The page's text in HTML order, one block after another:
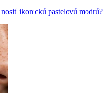
ikonickú pastelovú modrú?